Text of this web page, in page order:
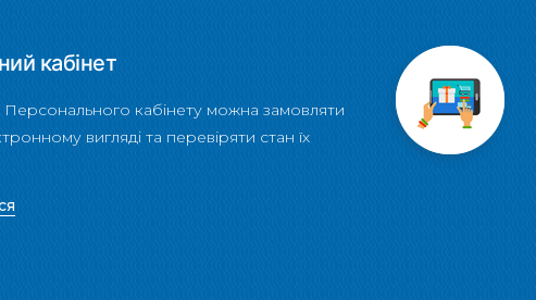
кабінет
кабінету можна замовляти
вигляді та перевіряти стан їх